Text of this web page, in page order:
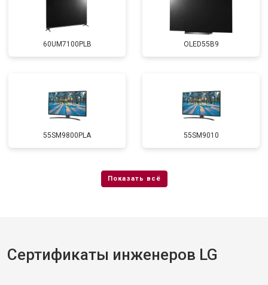
60UM7100PLB OLED55B9
55SM9800PLA 55SM9010
Сертификаты инженеров LG